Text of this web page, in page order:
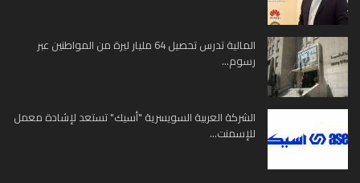
المالية تدرس تحصيل 64 مليار ليرة من المواطنين عبر
رسوم...
الشركة العربية السويسرية "أسيك" تستعد لإشادة معمل
للإسمنت...